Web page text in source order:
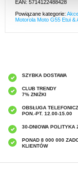
EAN: 5714122488428
Powiązane kategorie:
Motorola Moto G55 Etui &
SZYBKA DOSTAWA
CLUB TRENDY
7% ZNIŻKI
OBSŁUGA
PON.-PT. 12.00-15.00
30-DNIOWA POLITYKA
PONAD 8 000 000
KLIENTÓW